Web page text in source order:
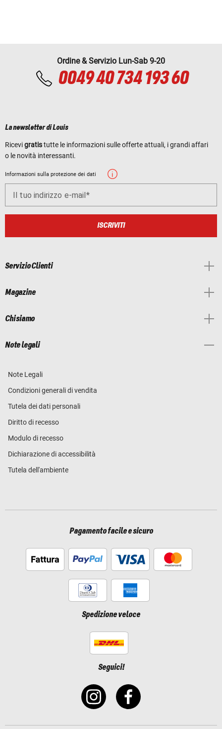
Ordine & Servizio Lun-Sab 9-20
0049 40 734 193 60
La newsletter di Louis
Ricevigratistutte le informazioni sulle offerte attuali, i grandi affari
o le novità interessanti.
Informazioni sulla protezione dei dati
Il tuo indirizzo e-mail
ISCRIVITI
Servizio Clienti
Magazine
Chi siamo
Note legali
Note Legali
Condizioni generali di vendita
Tutela dei dati personali
Diritto di recesso
Modulo di recesso
Dichiarazione di accessibilità
Tutela dell'ambiente
Pagamento facile e sicuro
Spedizione veloce
Seguici!